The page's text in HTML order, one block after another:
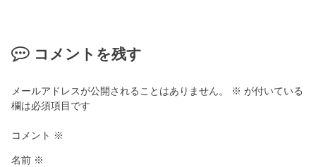
コメントを残す
メールアドレスが公開されることはありません。 ※ が付いている
欄は必須項目です
コメント ※
名前 ※